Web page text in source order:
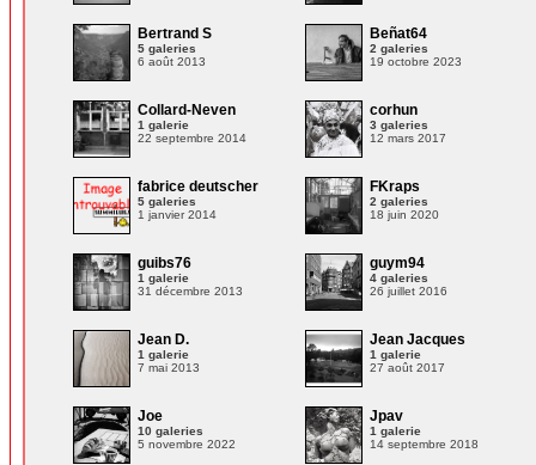
Bertrand S
5 galeries
6 août 2013
Beñat64
2 galeries
19 octobre 2023
Collard-Neven
1 galerie
22 septembre 2014
corhun
3 galeries
12 mars 2017
fabrice deutscher
5 galeries
1 janvier 2014
FKraps
2 galeries
18 juin 2020
guibs76
1 galerie
31 décembre 2013
guym94
4 galeries
26 juillet 2016
Jean D.
1 galerie
7 mai 2013
Jean Jacques
1 galerie
27 août 2017
Joe
10 galeries
5 novembre 2022
Jpav
1 galerie
14 septembre 2018